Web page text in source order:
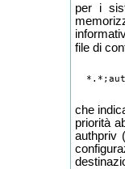
per i
file di
che
priorità
authpriv